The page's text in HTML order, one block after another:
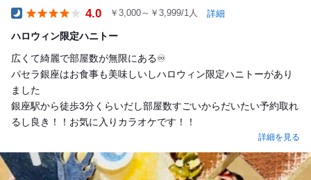
4.0 ￥3,000～￥3,999/1人 詳細
ハロウィン限定ハニトー
広くて綺麗で部屋数が無限にある♾️
パセラ銀座はお食事も美味しいしハロウィン限定ハニトーがあり
ました
銀座駅から徒歩3分くらいだし部屋数すごいからだいたい予約取れ
るし良き！！お気に入りカラオケです！！
詳細を見る